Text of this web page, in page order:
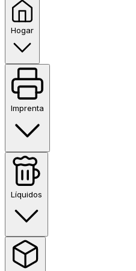
Hogar
Imprenta
Líquidos